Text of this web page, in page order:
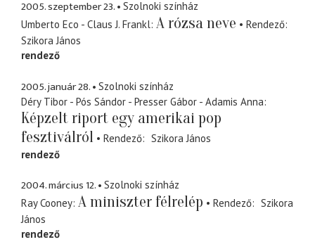
2005. szeptember 23.
Szolnoki színház
Umberto Eco - Claus J. Frankl A rózsa neve
Rendező
Szikora János
rendező
2005. január 28.
Szolnoki színház
Déry Tibor - Pós Sándor - Presser Gábor - Adamis Anna
Képzelt riport egy amerikai pop
fesztiválról
Rendező
Szikora János
rendező
2004. március 12.
Szolnoki színház
Ray Cooney A miniszter félrelép Rendező
Szikora
János
rendező